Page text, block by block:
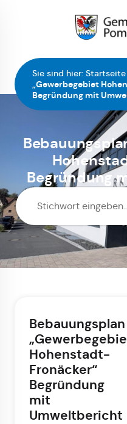
Sie sind hier: Startseite
„Gewerbegebiet
Begründung mit
Begründung
Bebauungsplan
Hohenstadt-
Fronäcker“
Begründung
mit
Umweltbericht